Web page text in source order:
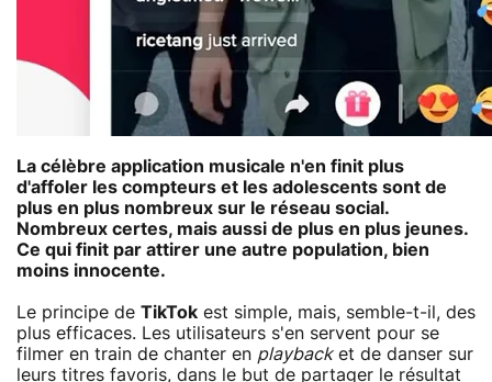
La célèbre application musicale n'en finit plus
d'affoler les compteurs et les adolescents sont de
plus en plus nombreux sur le réseau social.
Nombreux certes, mais aussi de plus en plus jeunes.
Ce qui finit par attirer une autre population, bien
moins innocente.
Le principe de TikTok est simple, mais, semble-t-il, des
plus efficaces. Les utilisateurs s'en servent pour se
filmer en train de chanter en playbacket de danser sur
leurs titres favoris, dans le but de partager le résultat